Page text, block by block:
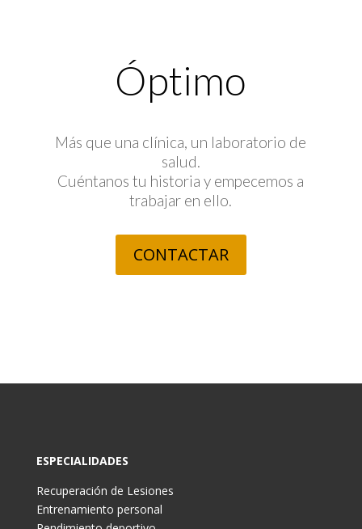
Óptimo
Más que una clínica, un laboratorio de
salud.
Cuéntanos tu historia y empecemos a
trabajar en ello.
CONTACTAR
ESPECIALIDADES
Recuperación de Lesiones
Entrenamiento personal